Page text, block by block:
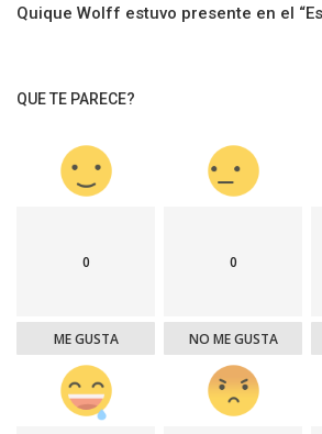
Quique Wolff estuvo presente en el
QUE TE PARECE?
0
ME GUSTA
0
NO ME GUSTA